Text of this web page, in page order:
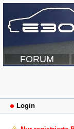
FORUM
Login